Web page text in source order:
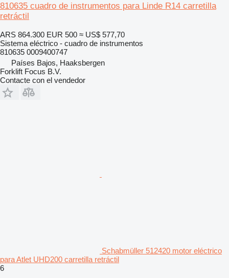
810635 cuadro de instrumentos para Linde R14 carretilla
retráctil
ARS 864.300 EUR 500 ≈ US$ 577,70
Sistema eléctrico - cuadro de instrumentos
810635 0009400747
Países Bajos, Haaksbergen
Forklift Focus B.V.
Contacte con el vendedor
Schabmüller 512420 motor eléctrico
para Atlet UHD200 carretilla retráctil
6